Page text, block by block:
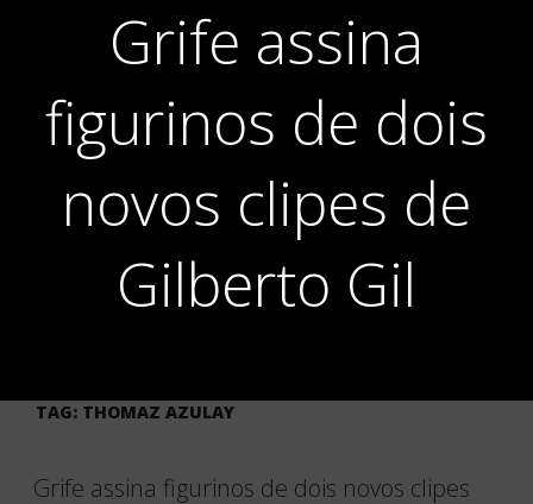
Grife assina
figurinos de dois
novos clipes de
Gilberto Gil
TAG: THOMAZ AZULAY
Grife assina figurinos de dois novos clipes